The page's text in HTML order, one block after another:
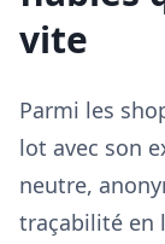
vite
Parmi les
lot avec son
neutre,
traçabilité en